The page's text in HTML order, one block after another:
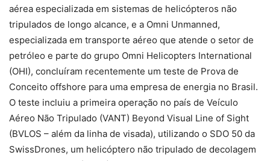
aérea especializada em sistemas de helicópteros não
tripulados de longo alcance, e a Omni Unmanned,
especializada em transporte aéreo que atende o setor de
petróleo e parte do grupo Omni Helicopters International
(OHI), concluíram recentemente um teste de Prova de
Conceito offshore para uma empresa de energia no Brasil.
O teste incluiu a primeira operação no país de Veículo
Aéreo Não Tripulado (VANT) Beyond Visual Line of Sight
(BVLOS – além da linha de visada), utilizando o SDO 50 da
SwissDrones, um helicóptero não tripulado de decolagem